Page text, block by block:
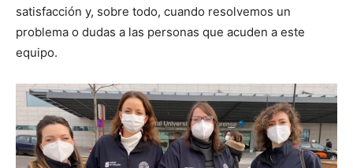
satisfacción y, sobre todo, cuando resolvemos un
problema o dudas a las personas que acuden a este
equipo.